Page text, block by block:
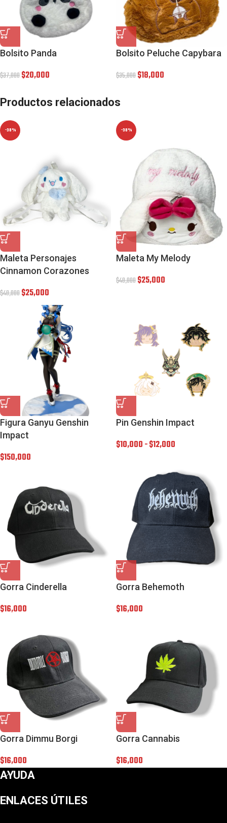
Bolsito Panda
$37,000$20,000
Bolsito Peluche Capybara
$35,000$18,000
Productos relacionados
-38%
Maleta Personajes
Cinnamon Corazones
$40,000$25,000
-38%
Maleta My Melody
$40,000$25,000
Figura Ganyu Genshin
Impact
$150,000
Pin Genshin Impact
$10,000-$12,000
Gorra Cinderella
$16,000
Gorra Behemoth
$16,000
Gorra Dimmu Borgi
$16,000
Gorra Cannabis
$16,000
AYUDA
ENLACES ÚTILES